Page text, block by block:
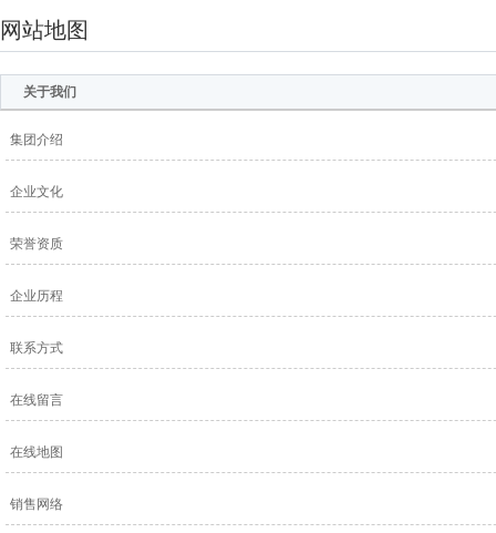
网站地图
关于我们
集团介绍
企业文化
荣誉资质
企业历程
联系方式
在线留言
在线地图
销售网络